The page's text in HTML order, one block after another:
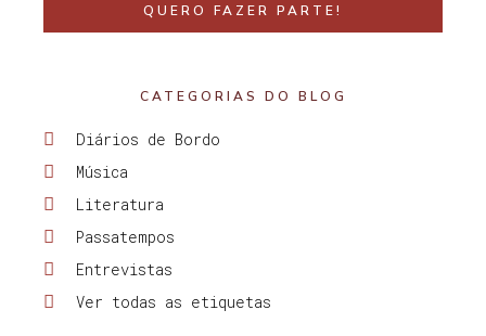
QUERO FAZER PARTE!
CATEGORIAS DO BLOG
Diários de Bordo
Música
Literatura
Passatempos
Entrevistas
Ver todas as etiquetas